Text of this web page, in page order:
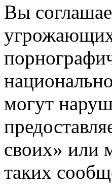
Вы
могут
своих» или
таких